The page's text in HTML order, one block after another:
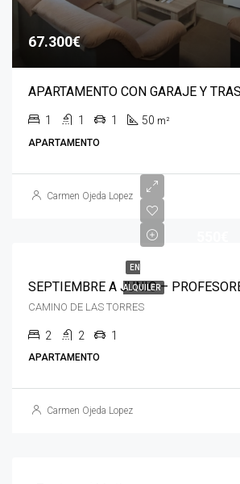
67.300€
1 1 1 50 m²
APARTAMENTO
Carmen Ojeda Lopez
EN
ALQUILER
CAMINO DE LAS TORRES
2 2 1
APARTAMENTO
Carmen Ojeda Lopez